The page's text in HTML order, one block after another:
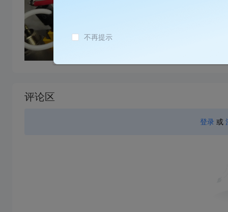
失
评论区
登录 或
不再提示